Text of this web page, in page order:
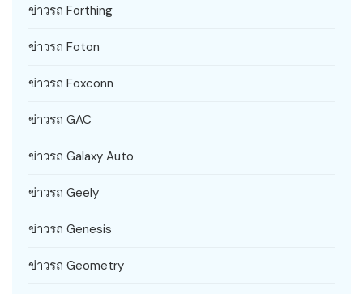
ข่าวรถ Forthing
ข่าวรถ Foton
ข่าวรถ Foxconn
ข่าวรถ GAC
ข่าวรถ Galaxy Auto
ข่าวรถ Geely
ข่าวรถ Genesis
ข่าวรถ Geometry